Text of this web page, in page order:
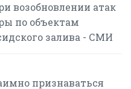
возобновлении атак
по объектам
залива - СМИ
признаваться